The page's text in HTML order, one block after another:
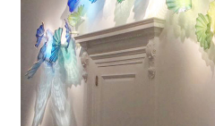
Публикации